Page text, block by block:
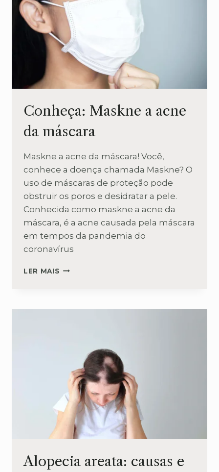
Conheça: Maskne a acne
da máscara
Maskne a acne da máscara! Você,
conhece a doença chamada Maskne? O
uso de máscaras de proteção pode
obstruir os poros e desidratar a pele.
Conhecida como maskne a acne da
máscara, é a acne causada pela máscara
em tempos da pandemia do
coronavírus
LER MAIS CONHEÇA:
DA
Alopecia areata: causas e